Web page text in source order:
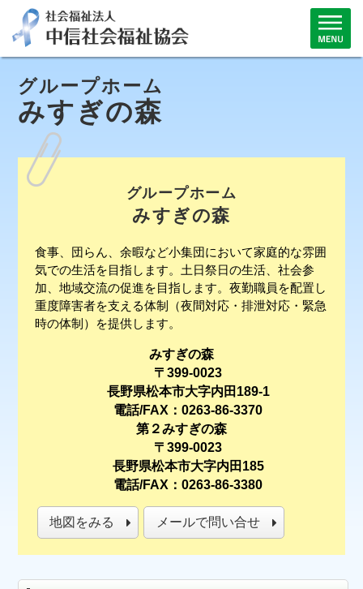
グループホーム
みすぎの森
グループホーム
みすぎの森
食事、団らん、余暇など小集団において家庭的な雰囲
気での生活を目指します。土日祭日の生活、社会参
加、地域交流の促進を目指します。夜勤職員を配置し
重度障害者を支える体制（夜間対応・排泄対応・緊急
時の体制）を提供します。
みすぎの森
〒399-0023
長野県松本市大字内田189-1
電話/FAX：0263-86-3370
第２みすぎの森
〒399-0023
長野県松本市大字内田185
電話/FAX：0263-86-3380
地図をみる メールで問い合せ